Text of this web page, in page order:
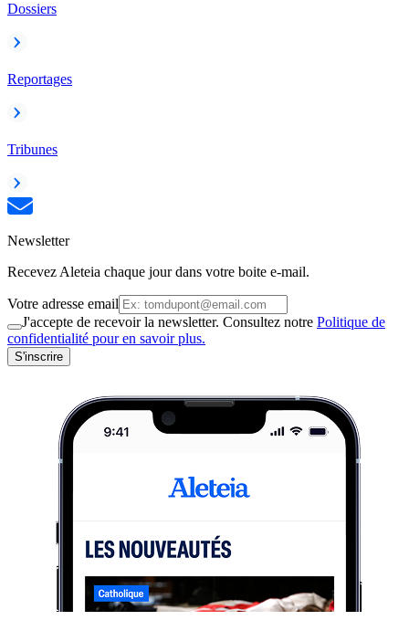
Dossiers
Reportages
Tribunes
Newsletter
Recevez Aleteia chaque jour dans votre boite e-mail.
Votre adresse email
J'accepte de recevoir la newsletter. Consultez notre Politique de
confidentialité pour en savoir plus.
S'inscrire